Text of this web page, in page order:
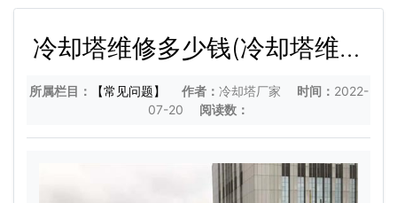
冷却塔维修多少钱(冷却塔维修
价格跟什么有关系)
所属栏目： 【常见问题】 作者： 冷却塔厂家 时间： 2022-
07-20
阅读数：